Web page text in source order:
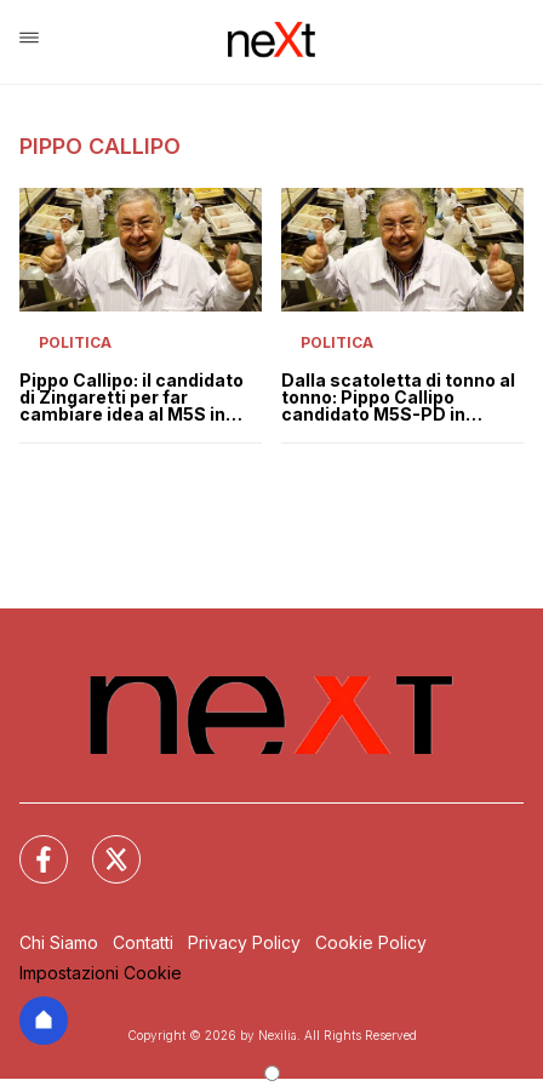
PIPPO CALLIPO
POLITICA
Pippo Callipo: il candidato
di Zingaretti per far
cambiare idea al M5S in
POLITICA
Dalla scatoletta di tonno al
tonno: Pippo Callipo
candidato M5S-PD in
Chi Siamo Contatti Privacy Policy
Cookie Policy
Impostazioni Cookie
Copyright © 2026 by Nexilia. All Rights Reserved